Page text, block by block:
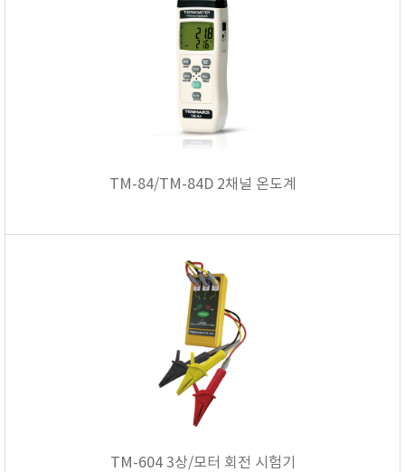
TM-84/TM-84D 2채널 온도계
TM-604 3상/모터 회전 시험기